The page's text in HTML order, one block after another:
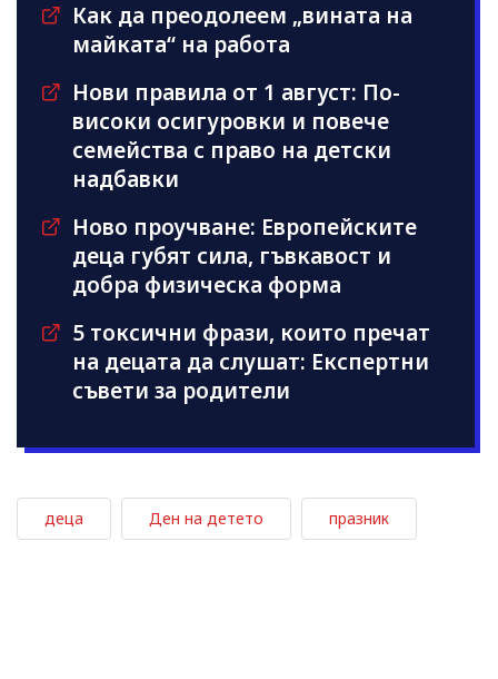
Как да преодолеем „вината на
майката“ на работа
Нови правила от 1 август: По-
високи осигуровки и повече
семейства с право на детски
надбавки
Ново проучване: Европейските
деца губят сила, гъвкавост и
добра физическа форма
5 токсични фрази, които пречат
на децата да слушат: Експертни
съвети за родители
деца Ден на детето празник